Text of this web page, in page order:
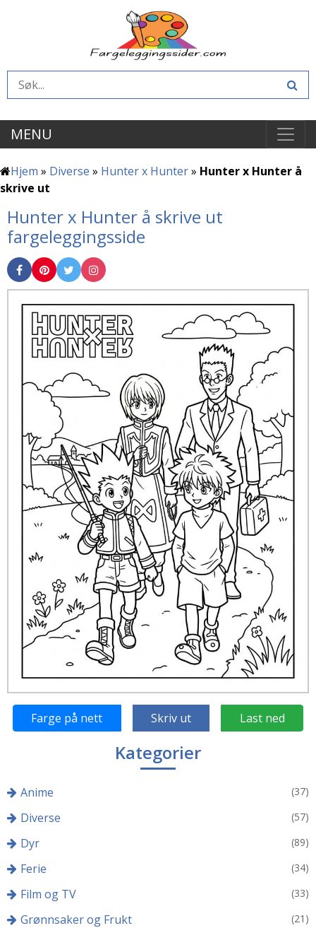
MENU
Hjem » Diverse » Hunter x Hunter» Hunter x Hunter å
skrive ut
Hunter x Hunter å skrive ut
fargeleggingsside
Farge på nett Skriv ut Last ned
Kategorier
Anime (37)
Diverse (57)
Dyr (89)
Ferie (34)
Film og TV (33)
Grønnsaker og Frukt (21)